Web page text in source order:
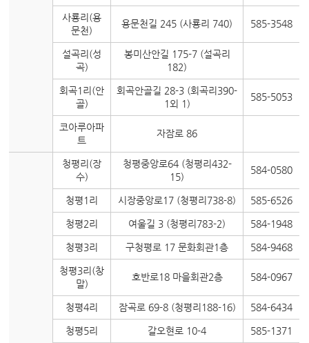
사룡리(용
문천)
용문천길 245 (사룡리 740) 585-3548
설곡리(성
곡)
봉미산안길 175-7 (설곡리
182)
회곡1리(안
골)
회곡안골길 28-3 (회곡리390-
1외 1)
585-5053
코아루아파
트
자잠로 86
청평리(장
수)
청평중앙로64 (청평리432-
15)
584-0580
청평1리 시장중앙로17 (청평리738-8) 585-6526
청평2리 여울길 3 (청평리783-2) 584-1948
청평3리 구청평로 17 문화회관1층 584-9468
청평3리(창
말)
호반로18 마을회관2층 584-0967
청평4리 잠곡로 69-8 (청평리188-16) 584-6434
청평5리 갈오현로 10-4 585-1371